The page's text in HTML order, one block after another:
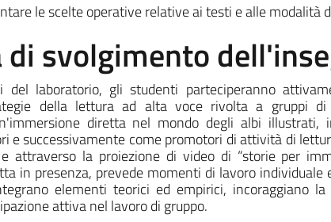
le scelte operative relative ai testi e alle modalità
svolgimento
del laboratorio, gli studenti parteciperanno
della lettura ad alta voce rivolta a gruppi di
diretta nel mondo degli albi
e successivamente come promotori di attività di
attraverso la proiezione di video di “storie per
in presenza, prevede momenti di lavoro individuale
elementi teorici ed empirici, incoraggiano
attiva nel lavoro di gruppo.